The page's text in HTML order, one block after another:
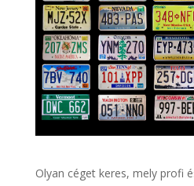
Olyan céget keres, mely profi